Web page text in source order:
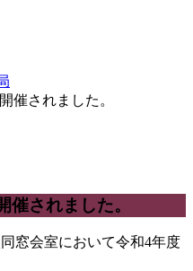
催されました。
催されました。
窓会室において令和4年度